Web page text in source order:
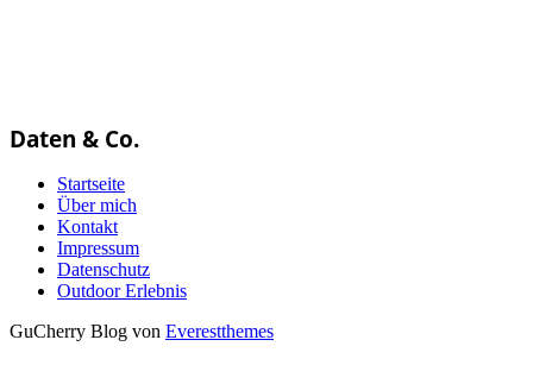
Daten & Co.
Startseite
Über mich
Kontakt
Impressum
Datenschutz
Outdoor Erlebnis
GuCherry Blog von Everestthemes